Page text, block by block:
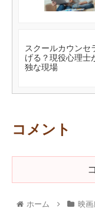
スクールカウンセ
げる？現役心理士
独な現場
コメント
ホーム 映画